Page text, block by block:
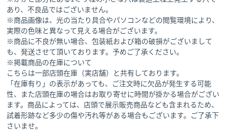
あり、不良品ではございません。
※商品画像は、光の当たり具合やパソコンなどの閲覧環境により、
実際の色味と異なって見える場合がございます。
※商品に不良が無い場合、包装紙および箱の破損がございまして
も、発送させて頂いております。予めご了承ください。
※掲載商品の在庫について
こちらは一部店頭在庫（実店舗）と共有しております。
「在庫有り」の表示があっても、ご注文時に欠品が発生する可能
性、また店頭在庫の場合はお取り寄せに時間が掛かる場合がござい
ます。商品によっては、店頭で展示販売商品なども含まれるため、
試着形跡など多少の傷や汚れ等がある場合もございます。ご了承下
さいませ。